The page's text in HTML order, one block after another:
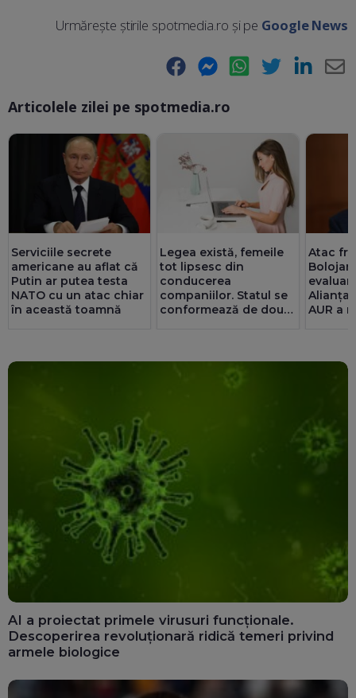
Urmărește știrile spotmedia.ro și pe Google News
Facebook Messenger WhatsApp Twitter LinkedIn
Articolele zilei pe spotmedia.ro
Serviciile secrete
americane au aflat că
Putin ar putea testa
NATO cu un atac chiar
în această toamnă
Legea există, femeile
tot lipsesc din
conducerea
companiilor. Statul se
conformează de două
Atac
Alianța
AUR a
AI a proiectat primele virusuri funcționale.
Descoperirea revoluționară ridică temeri privind
armele biologice